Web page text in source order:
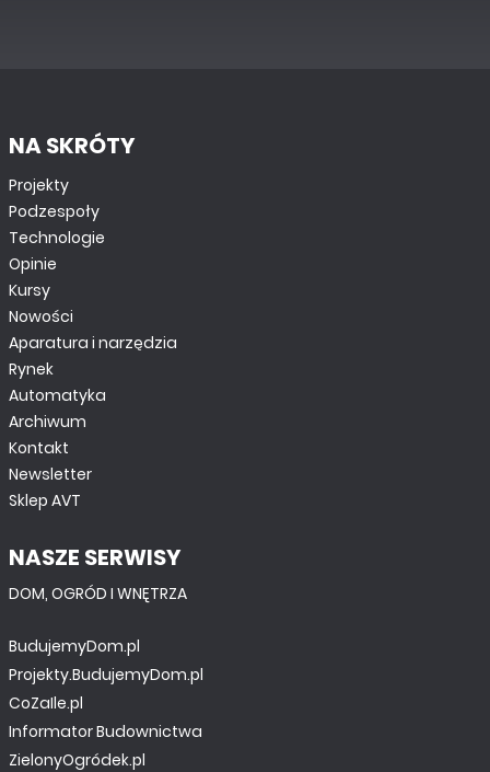
NA SKRÓTY
Projekty
Podzespoły
Technologie
Opinie
Kursy
Nowości
Aparatura i narzędzia
Rynek
Automatyka
Archiwum
Kontakt
Newsletter
Sklep AVT
NASZE SERWISY
DOM, OGRÓD I WNĘTRZA
BudujemyDom.pl
Projekty.BudujemyDom.pl
CoZaIle.pl
Informator Budownictwa
ZielonyOgródek.pl